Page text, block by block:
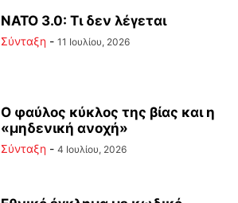
ΝΑΤΟ 3.0: Τι δεν λέγεται
Σύνταξη - 11 Ιουλίου, 2026
Ο φαύλος κύκλος της βίας και η
«μηδενική ανοχή»
Σύνταξη - 4 Ιουλίου, 2026